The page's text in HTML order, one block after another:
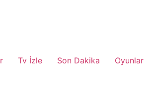
Tv İzle Son Dakika Oyunlar